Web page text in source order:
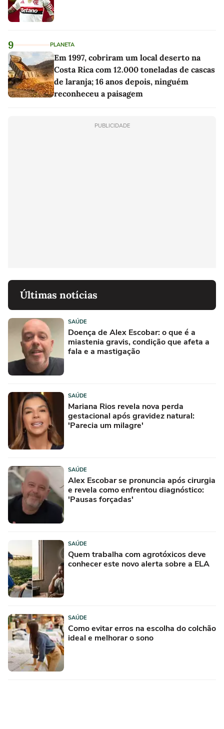
9 PLANETA
Em 1997, cobriram um local deserto na
Costa Rica com 12.000 toneladas de cascas
de laranja; 16 anos depois, ninguém
reconheceu a paisagem
PUBLICIDADE
Últimas notícias
SAÚDE
Doença de Alex Escobar: o que é a
miastenia gravis, condição que afeta a
fala e a mastigação
SAÚDE
Mariana Rios revela nova perda
gestacional após gravidez natural:
'Parecia um milagre'
SAÚDE
Alex Escobar se pronuncia após cirurgia
e revela como enfrentou diagnóstico:
'Pausas forçadas'
SAÚDE
Quem trabalha com agrotóxicos deve
conhecer este novo alerta sobre a ELA
SAÚDE
Como evitar erros na escolha do colchão
ideal e melhorar o sono